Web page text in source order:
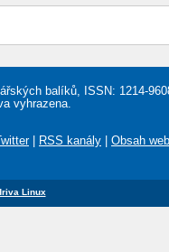
balíků, ISSN: 1214-
vyhrazena.
| RSS kanály Obsah
Linux